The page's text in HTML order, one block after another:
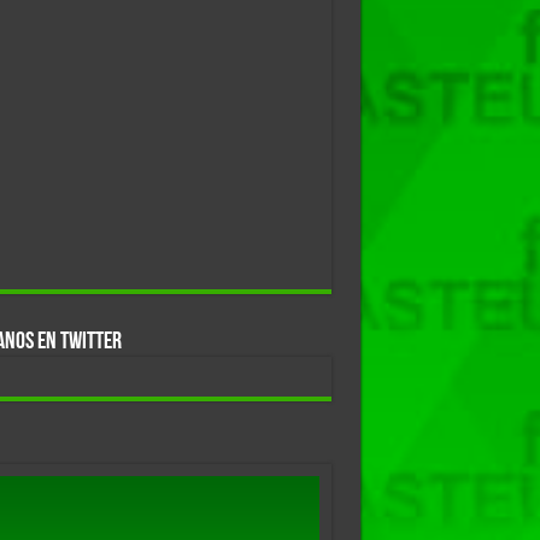
EN TWITTER